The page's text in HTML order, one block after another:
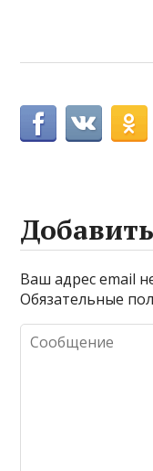
Ваш адрес email
Обязательные